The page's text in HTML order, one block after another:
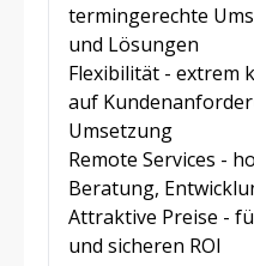
termingerechte
und Lösungen
Flexibilität - extrem
auf
Umsetzung
Remote Services -
Beratung,
Attraktive Preise -
und sicheren ROI